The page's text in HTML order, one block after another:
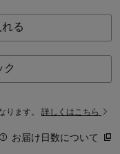
る
ク
ります。 詳しくはこちら
お届け日数について